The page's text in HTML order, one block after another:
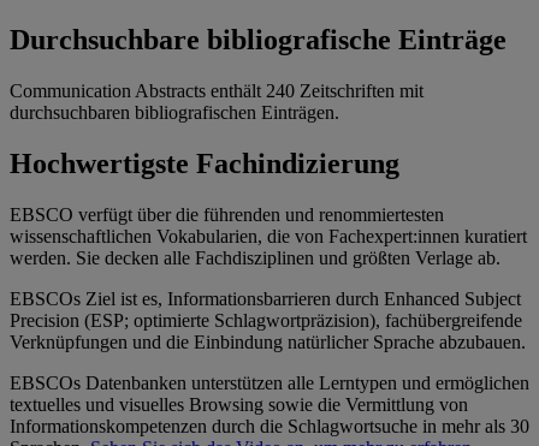
Durchsuchbare bibliografische Einträge
Communication Abstracts enthält 240 Zeitschriften mit
durchsuchbaren bibliografischen Einträgen.
Hochwertigste Fachindizierung
EBSCO verfügt über die führenden und renommiertesten
wissenschaftlichen Vokabularien, die von Fachexpert:innen kuratiert
werden. Sie decken alle Fachdisziplinen und größten Verlage ab.
EBSCOs Ziel ist es, Informationsbarrieren durch Enhanced Subject
Precision (ESP; optimierte Schlagwortpräzision), fachübergreifende
Verknüpfungen und die Einbindung natürlicher Sprache abzubauen.
EBSCOs Datenbanken unterstützen alle Lerntypen und ermöglichen
textuelles und visuelles Browsing sowie die Vermittlung von
Informationskompetenzen durch die Schlagwortsuche in mehr als 30